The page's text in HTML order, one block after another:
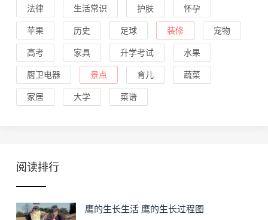
法律 生活常识 护肤 怀孕
苹果 历史 足球 装修 宠物
高考 家具 升学考试 水果
厨卫电器 景点 育儿 蔬菜
家居 大学 菜谱
阅读排行
鹰的生长生活 鹰的生长过程图